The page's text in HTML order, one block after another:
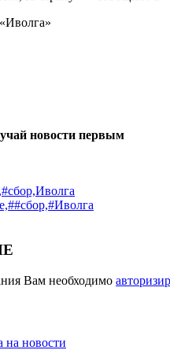
новости первым
#сбор,Иволга
##сбор,#Иволга
Вам необходимо
на новости